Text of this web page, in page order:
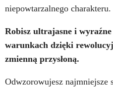
niepowtarzalnego charakteru.
Robisz ultrajasne i
warunkach dzięki
zmienną przysłoną.
Odwzorowujesz najmniejsze